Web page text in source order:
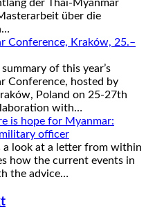
der Thai-Myanmar
über die
Conference, Kraków, 25.–
of this year’s
Conference, hosted by
Poland on 25-27th
with…
is hope for Myanmar:
officer
a look at a letter from within
how the current events in
the advice…